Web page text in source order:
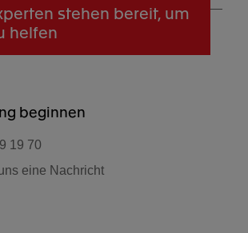
stehen bereit, um
helfen
beginnen
19 70
eine Nachricht